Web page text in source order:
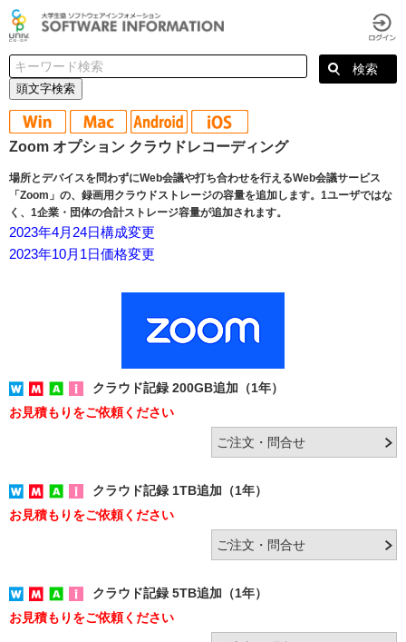
頭文字検索
Zoom オプション クラウドレコーディング
場所とデバイスを問わずにWeb会議や打ち合わせを行えるWeb会議サービス
「Zoom」の、録画用クラウドストレージの容量を追加します。1ユーザではな
く、1企業・団体の合計ストレージ容量が追加されます。
2023年4月24日構成変更
2023年10月1日価格変更
クラウド記録 200GB追加（1年）
お見積もりをご依頼ください
クラウド記録 1TB追加（1年）
お見積もりをご依頼ください
クラウド記録 5TB追加（1年）
お見積もりをご依頼ください